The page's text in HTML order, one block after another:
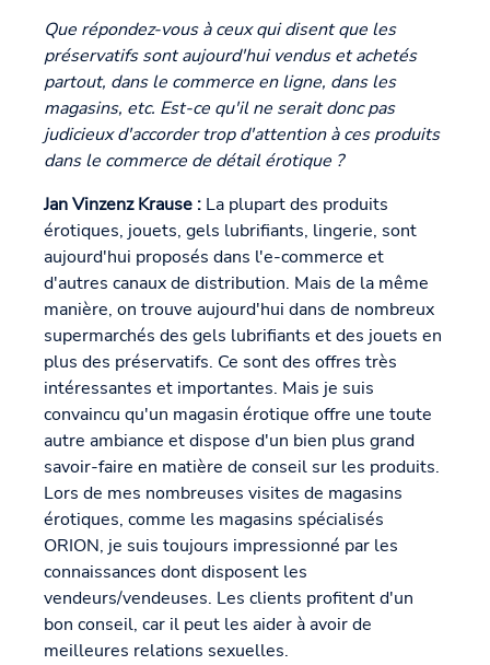
Que répondez-vous à ceux qui disent que les
préservatifs sont aujourd'hui vendus et achetés
partout, dans le commerce en ligne, dans les
magasins, etc. Est-ce qu'il ne serait donc pas
judicieux d'accorder trop d'attention à ces produits
dans le commerce de détail érotique ?
Jan Vinzenz Krause : La plupart des produits
érotiques, jouets, gels lubrifiants, lingerie, sont
aujourd'hui proposés dans l'e-commerce et
d'autres canaux de distribution. Mais de la même
manière, on trouve aujourd'hui dans de nombreux
supermarchés des gels lubrifiants et des jouets en
plus des préservatifs. Ce sont des offres très
intéressantes et importantes. Mais je suis
convaincu qu'un magasin érotique offre une toute
autre ambiance et dispose d'un bien plus grand
savoir-faire en matière de conseil sur les produits.
Lors de mes nombreuses visites de magasins
érotiques, comme les magasins spécialisés
ORION, je suis toujours impressionné par les
connaissances dont disposent les
vendeurs/vendeuses. Les clients profitent d'un
bon conseil, car il peut les aider à avoir de
meilleures relations sexuelles.